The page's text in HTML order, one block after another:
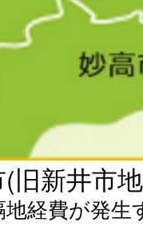
旧新井市
経費が発